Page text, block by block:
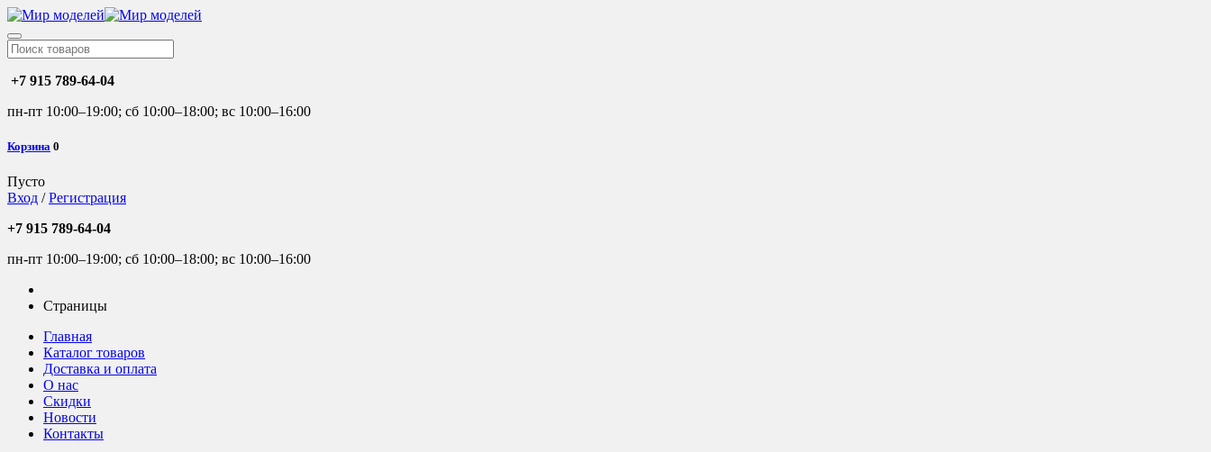
+7 915 789-64-04
пн-пт 10:00–19:00; сб 10:00–18:00; вс 10:00–16:00
Корзина 0
Пусто
Вход /Регистрация
+7 915 789-64-04
пн-пт 10:00–19:00; сб 10:00–18:00; вс 10:00–16:00
Страницы
Главная
Каталог товаров
Доставка и оплата
О нас
Скидки
Новости
Контакты